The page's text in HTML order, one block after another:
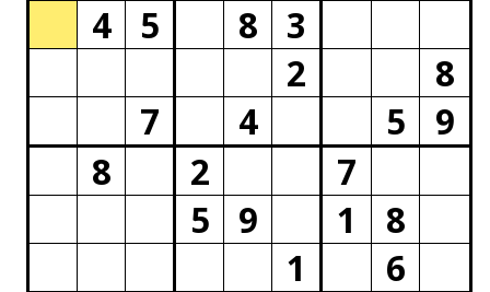
4 5 8
3
2
8
7
4 5
9
8
2
7
5
9 1
8
1
6